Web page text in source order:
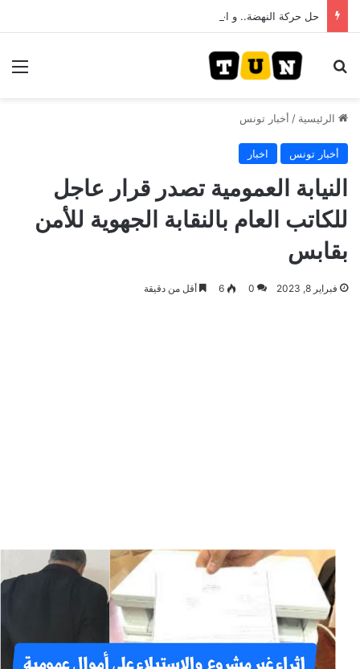
بحث عن
الرئيسية / أخبار تونس
أخبار تونس اخبار
النيابة العمومية تصدر قرار عاجل
للكاتب العام بالنقابة الجهوية للأمن
بقابس
فبراير 8, 2023 0
6 أقل من دقيقة